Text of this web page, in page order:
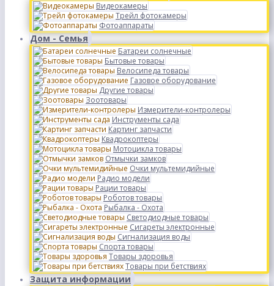
Видеокамеры
Трейл фотокамеры
Фотоаппараты
Дом - Семья
Батареи солнечные
Бытовые товары
Велосипеда товары
Газовое оборудование
Другие товары
Зоотовары
Измерители-контролеры
Инструменты сада
Картинг запчасти
Квадрокоптеры
Мотоцикла товары
Отмычки замков
Очки мультемидийные
Радио модели
Рации товары
Роботов товары
Рыбалка - Охота
Светодиодные товары
Сигареты электронные
Сигнализация воды
Спорта товары
Товары здоровья
Товары при бетствиях
Защита информации